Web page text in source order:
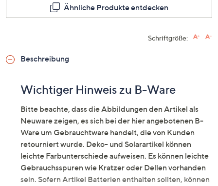
Ähnliche Produkte entdecken
Schriftgröße:
Beschreibung
Wichtiger Hinweis zu B-Ware
Bitte beachte, dass die Abbildungen den Artikel als
Neuware zeigen, es sich bei der hier angebotenen B-
Ware um Gebrauchtware handelt, die von Kunden
retourniert wurde. Deko- und Solarartikel können
leichte Farbunterschiede aufweisen. Es können leichte
Gebrauchsspuren wie Kratzer oder Dellen vorhanden
sein. Sofern Artikel Batterien enthalten sollten, können